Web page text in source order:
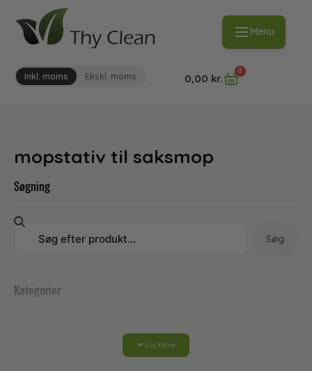
Menu
Inkl. moms Ekskl. moms 0,00 kr.
0
mopstativ til saksmop
Søgning
Søg
Kategorier
Vis filtre